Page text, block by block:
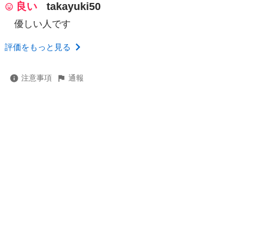
良い takayuki50
優しい人です
評価をもっと見る
注意事項 通報